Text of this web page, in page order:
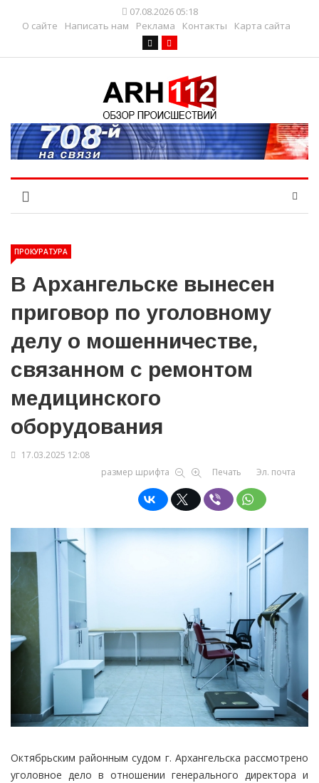
07.08.2026 05:18
О сайте
Написать нам Реклама Контакты Карта сайта
ПРОКУРАТУРА
В Архангельске вынесен
приговор по уголовному
делу о мошенничестве,
связанном с ремонтом
медицинского
оборудования
17.03.2025 12:08
размер шрифта
Печать Эл. почта
Октябрьским районным судом г. Архангельска рассмотрено
уголовное дело в отношении генерального директора и